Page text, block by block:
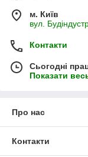
м. Київ
вул.
Контакти
Сьогодні
Показати
Про нас
Контакти